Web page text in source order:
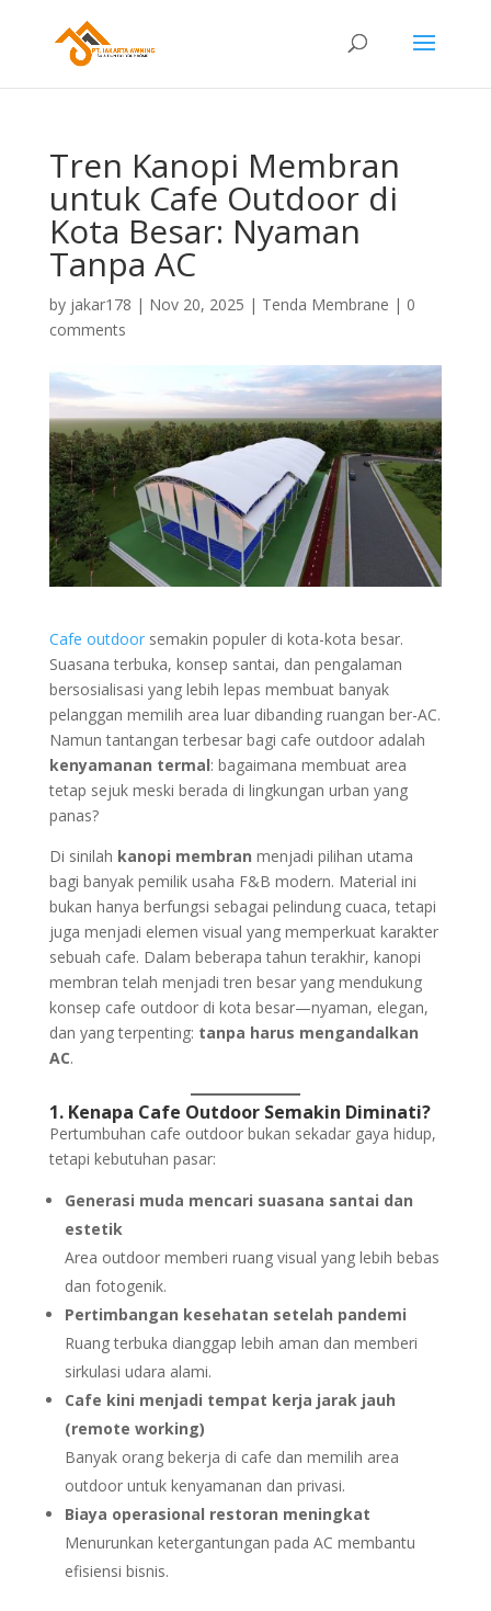
Tren Kanopi Membran
untuk Cafe Outdoor di
Kota Besar: Nyaman
Tanpa AC
by jakar178 | Nov 20, 2025 | Tenda Membrane | 0
comments
Cafe outdoorsemakin populer di kota-kota besar.
Suasana terbuka, konsep santai, dan pengalaman
bersosialisasi yang lebih lepas membuat banyak
pelanggan memilih area luar dibanding ruangan ber-AC.
Namun tantangan terbesar bagi cafe outdoor adalah
kenyamanan termal: bagaimana membuat area
tetap sejuk meski berada di lingkungan urban yang
panas?
Di sinilah kanopi membran menjadi pilihan utama
bagi banyak pemilik usaha F&B modern. Material ini
bukan hanya berfungsi sebagai pelindung cuaca, tetapi
juga menjadi elemen visual yang memperkuat karakter
sebuah cafe. Dalam beberapa tahun terakhir, kanopi
membran telah menjadi tren besar yang mendukung
konsep cafe outdoor di kota besar—nyaman, elegan,
dan yang terpenting: tanpa harus mengandalkan
AC.
1. Kenapa Cafe Outdoor Semakin Diminati?
Pertumbuhan cafe outdoor bukan sekadar gaya hidup,
tetapi kebutuhan pasar:
Generasi muda mencari suasana santai dan
estetik
Area outdoor memberi ruang visual yang lebih bebas
dan fotogenik.
Pertimbangan kesehatan setelah pandemi
Ruang terbuka dianggap lebih aman dan memberi
sirkulasi udara alami.
Cafe kini menjadi tempat kerja jarak jauh
(remote working)
Banyak orang bekerja di cafe dan memilih area
outdoor untuk kenyamanan dan privasi.
Biaya operasional restoran meningkat
Menurunkan ketergantungan pada AC membantu
efisiensi bisnis.